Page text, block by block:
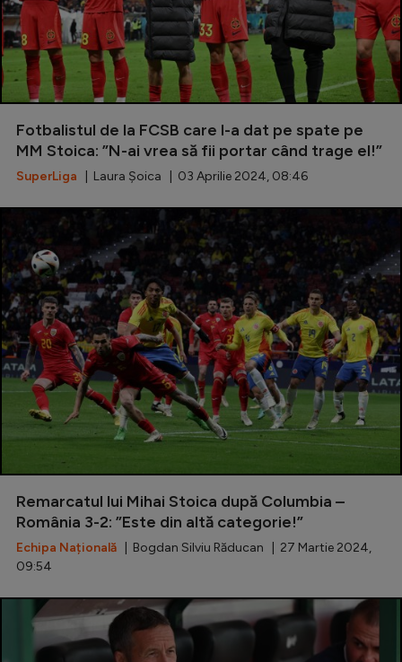
Fotbalistul de la FCSB care l-a dat pe spate pe
MM Stoica: ”N-ai vrea să fii portar când trage el!”
SuperLiga | Laura Șoica | 03 Aprilie 2024, 08:46
Remarcatul lui Mihai Stoica după Columbia –
România 3-2: ”Este din altă categorie!”
Echipa Națională | Bogdan Silviu Răducan | 27 Martie 2024,
09:54